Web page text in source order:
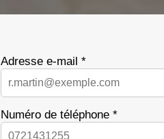
Adresse e-mail *
Numéro de téléphone *